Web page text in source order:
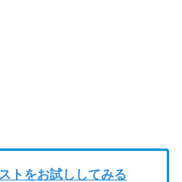
トをお試ししてみる